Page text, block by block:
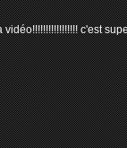
vidéo!!!!!!!!!!!!!!!!! c'est